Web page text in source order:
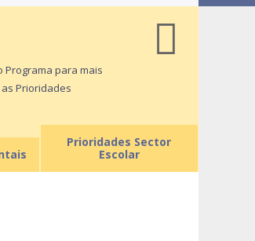
Programa para mais
Prioridades
Prioridades Sector
Escolar